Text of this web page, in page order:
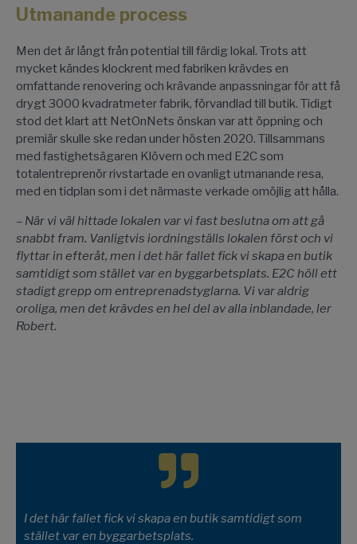
Utmanande process
Men det är långt från potential till färdig lokal. Trots att
mycket kändes klockrent med fabriken krävdes en
omfattande renovering och krävande anpassningar för att få
drygt 3000 kvadratmeter fabrik, förvandlad till butik. Tidigt
stod det klart att NetOnNets önskan var att öppning och
premiär skulle ske redan under hösten 2020. Tillsammans
med fastighetsägaren Klövern och med E2C som
totalentreprenör rivstartade en ovanligt utmanande resa,
med en tidplan som i det närmaste verkade omöjlig att hålla.
– När vi väl hittade lokalen var vi fast beslutna om att gå
snabbt fram. Vanligtvis iordningställs lokalen först och vi
flyttar in efteråt, men i det här fallet fick vi skapa en butik
samtidigt som stället var en byggarbetsplats. E2C höll ett
stadigt grepp om entreprenadstyglarna. Vi var aldrig
oroliga, men det krävdes en hel del av alla inblandade, ler
Robert.
I det här fallet fick vi skapa en butik samtidigt som
stället var en byggarbetsplats.